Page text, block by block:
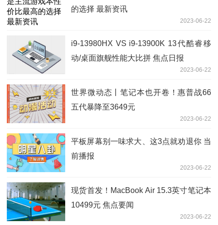
的选择 最新资讯
2023-06-22
i9-13980HX VS i9-13900K 13代酷睿移
动/桌面旗舰性能大比拼 焦点日报
2023-06-22
世界微动态丨笔记本也开卷！惠普战66
五代暴降至3649元
2023-06-22
平板屏幕别一味求大、这3点就劝退你 当
前播报
2023-06-22
现货首发！MacBook Air 15.3英寸笔记本
10499元 焦点要闻
2023-06-22